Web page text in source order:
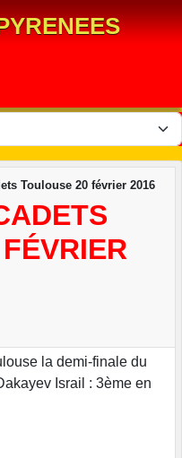
Toulouse 20 février 2016
la demi-finale du
Israil : 3ème en